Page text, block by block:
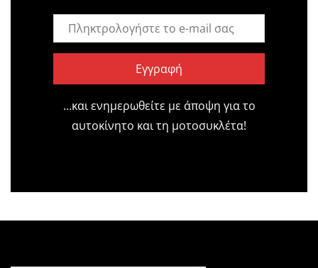
Εγγραφή
…και ενημερωθείτε με άποψη για το
αυτοκίνητο και τη μοτοσυκλέτα!